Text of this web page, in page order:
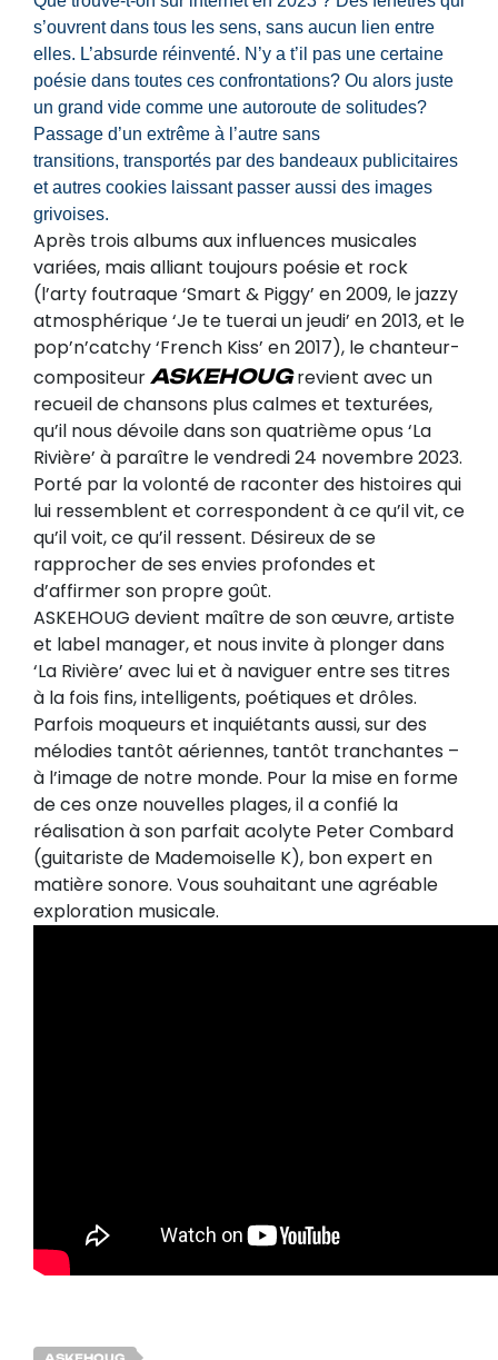
s’ouvrent dans tous les sens, sans aucun lien entre
elles. L’absurde réinventé. N’y a t’il pas une certaine
poésie dans toutes ces confrontations? Ou alors juste
un grand vide comme une autoroute de solitudes?
Passage d’un extrême à l’autre sans
transitions, transportés par des bandeaux publicitaires
et autres cookies laissant passer aussi des images
grivoises.
Après trois albums aux influences musicales
variées, mais alliant toujours poésie et rock
(l’arty foutraque ‘Smart & Piggy’ en 2009, le jazzy
atmosphérique ‘Je te tuerai un jeudi’ en 2013, et le
pop’n’catchy ‘French Kiss’ en 2017), le chanteur-
compositeur ASKEHOUGrevient avec un
recueil de chansons plus calmes et texturées,
qu’il nous dévoile dans son quatrième opus ‘La
Rivière’ à paraître le vendredi 24 novembre 2023.
Porté par la volonté de raconter des histoires qui
lui ressemblent et correspondent à ce qu’il vit, ce
qu’il voit, ce qu’il ressent. Désireux de se
rapprocher de ses envies profondes et
d’affirmer son propre goût.
ASKEHOUG devient maître de son œuvre, artiste
et label manager, et nous invite à plonger dans
‘La Rivière’ avec lui et à naviguer entre ses titres
à la fois fins, intelligents, poétiques et drôles.
Parfois moqueurs et inquiétants aussi, sur des
mélodies tantôt aériennes, tantôt tranchantes –
à l’image de notre monde. Pour la mise en forme
de ces onze nouvelles plages, il a confié la
réalisation à son parfait acolyte Peter Combard
(guitariste de Mademoiselle K), bon expert en
matière sonore. Vous souhaitant une agréable
exploration musicale.